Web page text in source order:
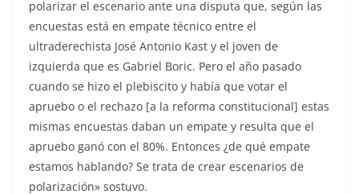
polarizar el escenario ante una disputa que, según las
encuestas está en empate técnico entre el
ultraderechista José Antonio Kast y el joven de
izquierda que es Gabriel Boric. Pero el año pasado
cuando se hizo el plebiscito y había que votar el
apruebo o el rechazo [a la reforma constitucional] estas
mismas encuestas daban un empate y resulta que el
apruebo ganó con el 80%. Entonces ¿de qué empate
estamos hablando? Se trata de crear escenarios de
polarización» sostuvo.